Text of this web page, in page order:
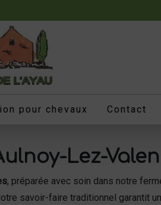
pour chevaux Contact
Lez-
, préparée avec soin dans notre
savoir-faire traditionnel garantit